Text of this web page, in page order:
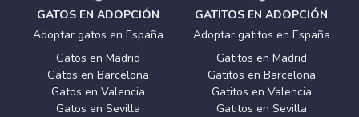
GATOS EN ADOPCIÓN
Adoptar gatos en España
Gatos en Madrid
Gatos en Barcelona
Gatos en Valencia
Gatos en Sevilla
GATITOS EN ADOPCIÓN
Adoptar gatitos en España
Gatitos en Madrid
Gatitos en Barcelona
Gatitos en Valencia
Gatitos en Sevilla